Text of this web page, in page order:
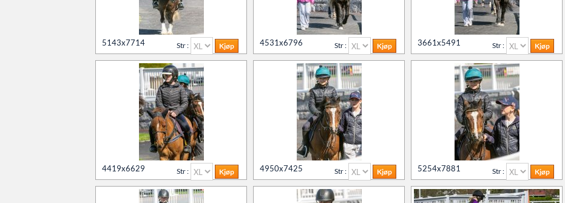
5143x7714 Str : 4531x6796 Str : 3661x5491 Str :
4419x6629 Str : 4950x7425 Str : 5254x7881 Str :